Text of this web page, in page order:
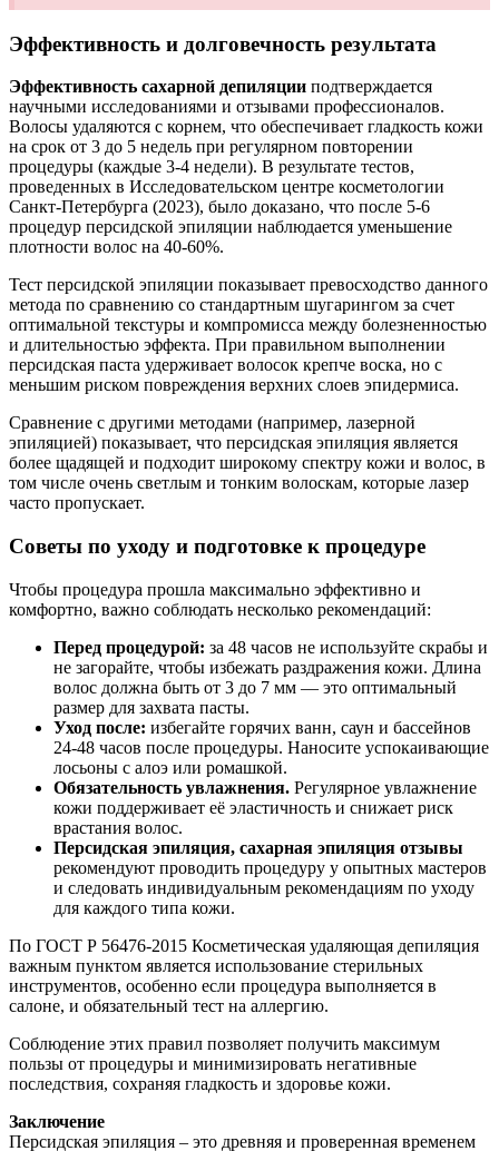
Эффективность и долговечность результата
Эффективность сахарной депиляции подтверждается
научными исследованиями и отзывами профессионалов.
Волосы удаляются с корнем, что обеспечивает гладкость кожи
на срок от 3 до 5 недель при регулярном повторении
процедуры (каждые 3-4 недели). В результате тестов,
проведенных в Исследовательском центре косметологии
Санкт-Петербурга (2023), было доказано, что после 5-6
процедур персидской эпиляции наблюдается уменьшение
плотности волос на 40-60%.
Тест персидской эпиляции показывает превосходство данного
метода по сравнению со стандартным шугарингом за счет
оптимальной текстуры и компромисса между болезненностью
и длительностью эффекта. При правильном выполнении
персидская паста удерживает волосок крепче воска, но с
меньшим риском повреждения верхних слоев эпидермиса.
Сравнение с другими методами (например, лазерной
эпиляцией) показывает, что персидская эпиляция является
более щадящей и подходит широкому спектру кожи и волос, в
том числе очень светлым и тонким волоскам, которые лазер
часто пропускает.
Советы по уходу и подготовке к процедуре
Чтобы процедура прошла максимально эффективно и
комфортно, важно соблюдать несколько рекомендаций:
Перед процедурой: за 48 часов не используйте скрабы и
не загорайте, чтобы избежать раздражения кожи. Длина
волос должна быть от 3 до 7 мм — это оптимальный
размер для захвата пасты.
Уход после: избегайте горячих ванн, саун и бассейнов
24-48 часов после процедуры. Наносите успокаивающие
лосьоны с алоэ или ромашкой.
Обязательность увлажнения. Регулярное увлажнение
кожи поддерживает её эластичность и снижает риск
врастания волос.
Персидская эпиляция, сахарная эпиляция отзывы
рекомендуют проводить процедуру у опытных мастеров
и следовать индивидуальным рекомендациям по уходу
для каждого типа кожи.
По ГОСТ Р 56476-2015 Косметическая удаляющая депиляция
важным пунктом является использование стерильных
инструментов, особенно если процедура выполняется в
салоне, и обязательный тест на аллергию.
Соблюдение этих правил позволяет получить максимум
пользы от процедуры и минимизировать негативные
последствия, сохраняя гладкость и здоровье кожи.
Заключение
Персидская эпиляция – это древняя и проверенная временем